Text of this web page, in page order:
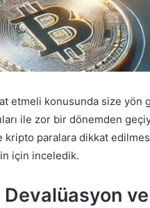
etmeli konusunda size yön
ile zor bir dönemden
kripto paralara dikkat
için inceledik.
ve